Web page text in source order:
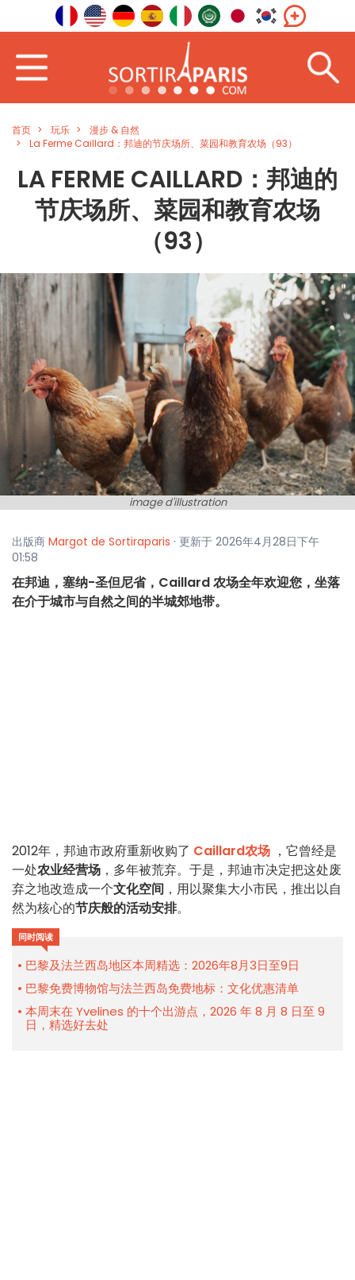
首页 玩乐
漫步 & 自然
La Ferme Caillard：邦迪的节庆场所、菜园和教育农场（93）
LA FERME CAILLARD：邦迪的
节庆场所、菜园和教育农场
（93）
image d'illustration
出版商 Margot de Sortiraparis · 更新于 2026年4月28日下午
01:58
在邦迪，塞纳-圣但尼省，Caillard 农场全年欢迎您，坐落
在介于城市与自然之间的半城郊地带。
2012年，邦迪市政府重新收购了 Caillard农场 ，它曾经是
一处农业经营场 ，多年被荒弃。于是，邦迪市决定把这处废
弃之地改造成一个文化空间 ，用以聚集大小市民，推出以自
然为核心的节庆般的活动安排。
同时阅读
巴黎及法兰西岛地区本周精选：2026年8月3日至9日
巴黎免费博物馆与法兰西岛免费地标：文化优惠清单
本周末在 Yvelines 的十个出游点，2026 年 8 月 8 日至 9
日，精选好去处